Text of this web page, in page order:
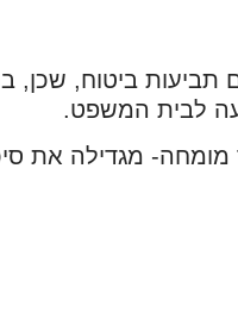
תביעות ביטוח, שכן,
לבית המשפט.
מומחה- מגדילה את